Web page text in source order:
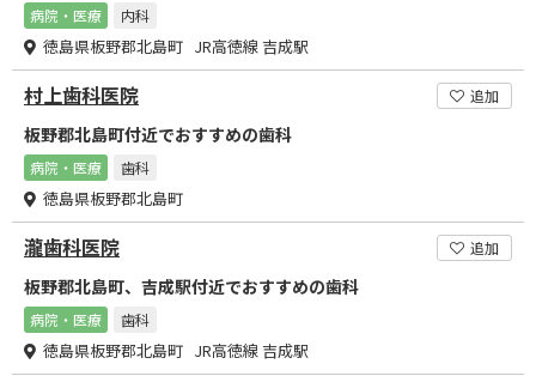
病院・医療 内科
徳島県板野郡北島町 JR高徳線 吉成駅
村上歯科医院 追加
板野郡北島町付近でおすすめの歯科
病院・医療 歯科
徳島県板野郡北島町
瀧歯科医院 追加
板野郡北島町、吉成駅付近でおすすめの歯科
病院・医療 歯科
徳島県板野郡北島町 JR高徳線 吉成駅